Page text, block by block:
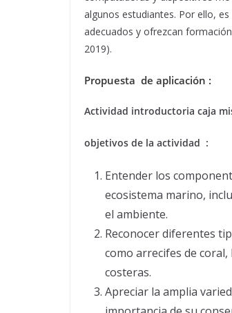
algunos estudiantes. Por ello,
adecuados y ofrezcan
2019).
Propuesta de aplicación :
Actividad introductoria caja
objetivos de la actividad :
Entender los
ecosistema marino,
el ambiente.
Reconocer diferentes
como arrecifes de
costeras.
Apreciar la amplia